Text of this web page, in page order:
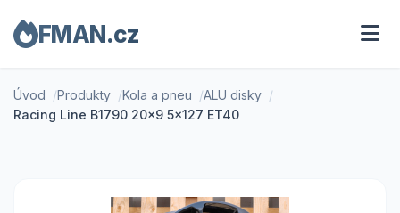
FMAN.cz
Úvod Produkty Kola a pneu
ALU disky
Racing Line B1790 20x9 5x127 ET40